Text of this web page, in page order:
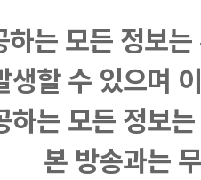
는 모든 정보
생할 수 있으며
하는 모든 정보
본 방송과는